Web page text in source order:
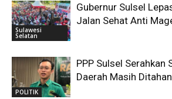
Sulawesi
Selatan
Gubernur Sulsel
Jalan Sehat Anti
POLITIK
PPP Sulsel Serahkan
Daerah Masih Ditahan